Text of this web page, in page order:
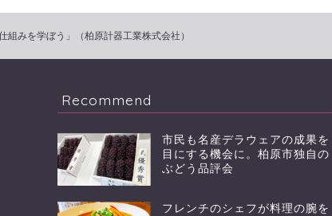
組みを学ぼう」（柏原計器工業株式会社）
Recommend
市民も名産デラウェアの成果を
目にする機会に。柏原市独自の
ぶどう品評会
フレンチのシェフが料理の腕を